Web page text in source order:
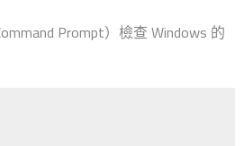
Prompt）檢查 Windows 的